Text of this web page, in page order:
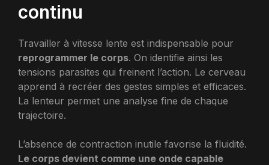
continu
Travailler à vitesse lente est indispensable pour
reprogrammer le corps. On identifie ainsi les
tensions parasites qui freinent l’action. Le cerveau
apprend à recréer des gestes simples et efficaces.
La lenteur permet une analyse fine de chaque
trajectoire.
L’absence de contraction inutile favorise la fluidité.
Le corps devient comme une onde capable